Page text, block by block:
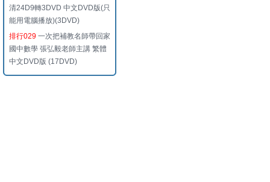
清24D9轉3DVD 中文DVD版(只
能用電腦播放)(3DVD)
排行029 一次把補教名師帶回家
國中數學 張弘毅老師主講 繁體
中文DVD版 (17DVD)